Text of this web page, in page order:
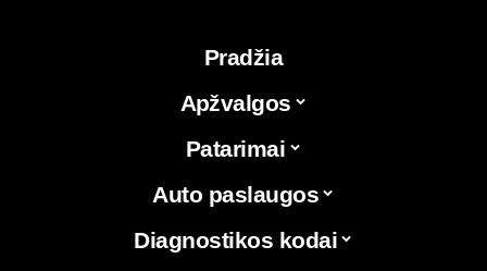
Pradžia
Apžvalgos
Patarimai
Auto paslaugos
Diagnostikos kodai